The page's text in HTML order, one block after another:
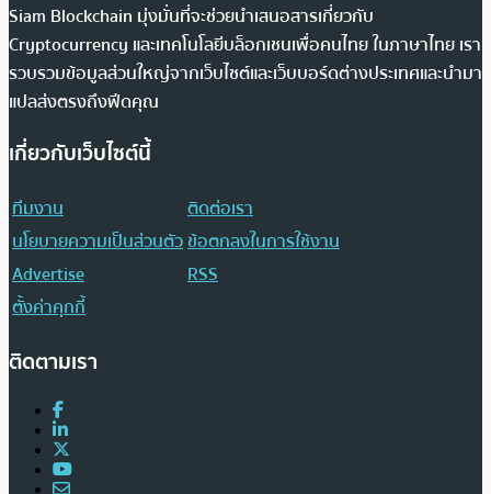
Siam Blockchain มุ่งมั่นที่จะช่วยนำเสนอสารเกี่ยวกับ
Cryptocurrency และเทคโนโลยีบล็อกเชนเพื่อคนไทย ในภาษาไทย เรา
รวบรวมข้อมูลส่วนใหญ่จากเว็บไซต์และเว็บบอร์ดต่างประเทศและนำมา
แปลส่งตรงถึงฟีดคุณ
เกี่ยวกับเว็บไซต์นี้
ทีมงาน
ติดต่อเรา
นโยบายความเป็นส่วนตัวข้อตกลงในการใช้งาน
Advertise
RSS
ตั้งค่าคุกกี้
ติดตามเรา